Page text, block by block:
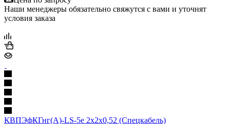
Наши менеджеры обязательно свяжутся с вами и уточнят
условия заказа
КВПЭфКГнг(А)-LS-5е 2х2х0,52 (Спецкабель)